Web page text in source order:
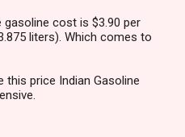
gasoline cost is $3.90 per
liters). Which comes to
this price Indian Gasoline